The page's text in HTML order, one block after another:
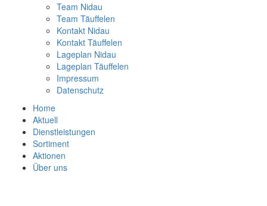
Team Nidau
Team Täuffelen
Kontakt Nidau
Kontakt Täuffelen
Lageplan Nidau
Lageplan Täuffelen
Impressum
Datenschutz
Home
Aktuell
Dienstleistungen
Sortiment
Aktionen
Über uns